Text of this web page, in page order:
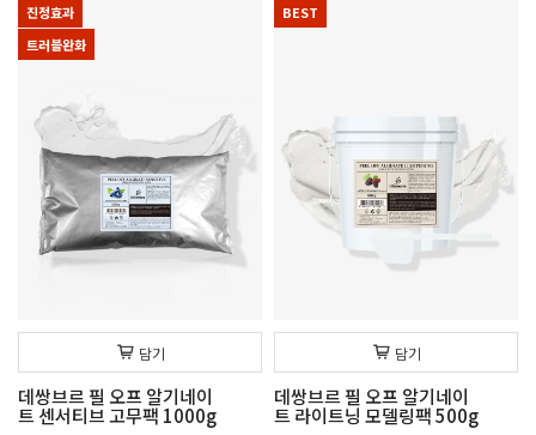
진정효과
트러블완화
담기
데쌍브르 필 오프 알기네이
트 센서티브 고무팩 1000g
BEST
담기
데쌍브르 필 오프 알기네이
트 라이트닝 모델링팩 500g